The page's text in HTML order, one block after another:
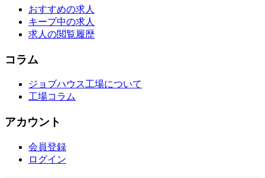
おすすめの求人
キープ中の求人
求人の閲覧履歴
コラム
ジョブハウス工場について
工場コラム
アカウント
会員登録
ログイン